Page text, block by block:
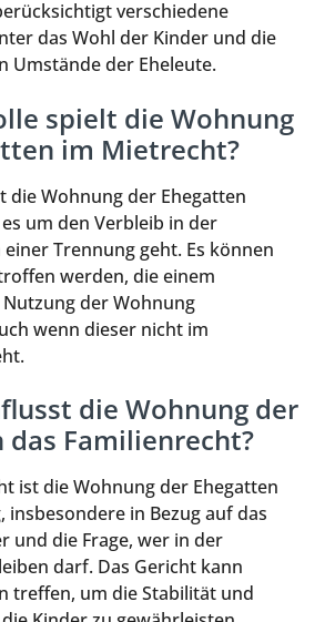
verschiedene
das Wohl der Kinder und die
Umstände der Eheleute.
spielt die Wohnung
im Mietrecht?
die Wohnung der Ehegatten
um den Verbleib in der
Trennung geht. Es können
werden, die einem
der Wohnung
wenn dieser nicht im
die Wohnung der
das Familienrecht?
ist die Wohnung der Ehegatten
insbesondere in Bezug auf das
und die Frage, wer in der
darf. Das Gericht kann
treffen, um die Stabilität und